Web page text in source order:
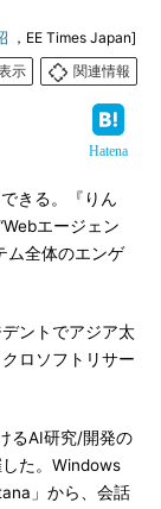
，EE Times Japan]
示
関連情報
Hatena
きる。『りん
エージェン
ム全体のエンゲ
ントでアジア太
ロソフトリサー
るAI研究/開発の
た。Windows
」から、会話